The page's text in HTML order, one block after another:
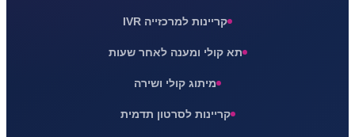
קריינות למרכזייה IVR
תא קולי ומענה לאחר שעות
מיתוג קולי ושירה
קריינות לסרטון תדמית